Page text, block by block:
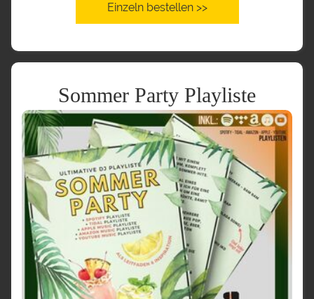
Einzeln bestellen >>
Sommer Party Playliste